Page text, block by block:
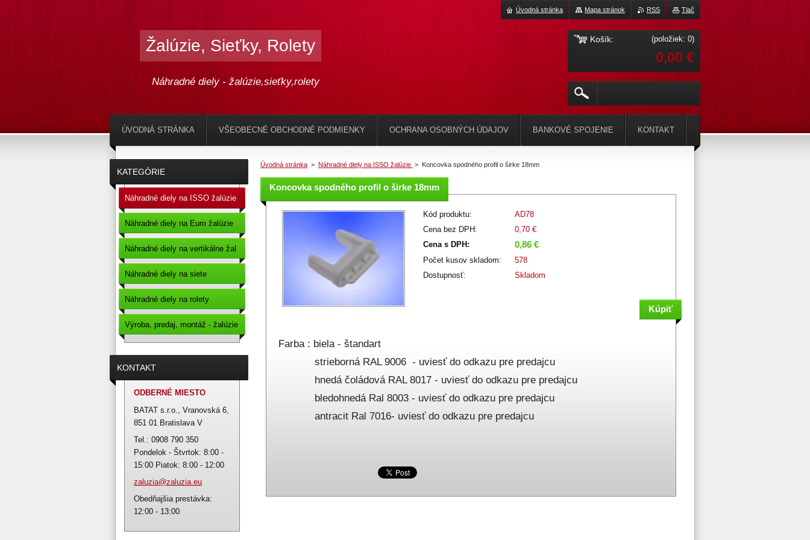
Žalúzie, Sieťky, Rolety
Náhradné diely - žalúzie,sieťky,rolety
Úvodná stránka > Náhradné diely na ISSO žalúzie > Koncovka spodného profil o širke 18mm
Koncovka spodného profil o širke 18mm
Kód produktu:
AD78
Cena bez DPH:
0,70 €
Cena s DPH:
0,86 €
Počet kusov skladom:
578
Dostupnosť:
Skladom
Farba : biela - štandart
strieborná RAL 9006 - uviesť do odkazu pre predajcu
hnedá čoládová RAL 8017 - uviesť do odkazu pre predajcu
bledohnedá Ral 8003 - uviesť do odkazu pre predajcu
antracit Ral 7016- uviesť do odkazu pre predajcu
KATEGÓRIE
Náhradné diely na ISSO žalúzie
Náhradné diely na Euro žalúzie
Náhradné diely na vertikálne žal
Náhradné diely na siete
Náhradné diely na rolety
Výroba, predaj, montáž - žalúzie
- sieťky proti hmyzu - roletky
KONTAKT
ODBERNÉ MIESTO
BATAT s.r.o., Vranovská 6,
851 01 Bratislava V
Tel.: 0908 790 350
Pondelok - Štvrtok: 8:00 -
15:00 Piatok: 8:00 - 12:00
zaluzia@zaluzia.eu
Obedňajšia prestávka:
12:00 - 13:00
ÚVODNÁ STRÁNKA VŠEOBECNÉ OBCHODNÉ PODMIENKY OCHRANA OSOBNÝCH ÚDAJOV BANKOVÉ SPOJENIE KONTAKT
Tlač
RSS
Mapa stránok
Úvodná stránka
Košík: (položiek: 0)
0,00 €